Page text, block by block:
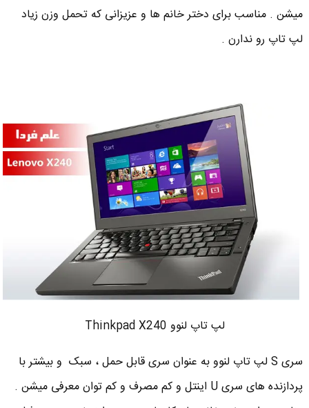
میشن . مناسب برای دختر خانم ها و عزیزانی که تحمل وزن زیاد
لپ تاپ رو ندارن .
لپ تاپ لنوو Thinkpad X240
سری S لپ تاپ لنوو به عنوان سری قابل حمل ، سبک و بیشتر با
پردازنده های سری U اینتل و کم مصرف و کم توان معرفی میشن .